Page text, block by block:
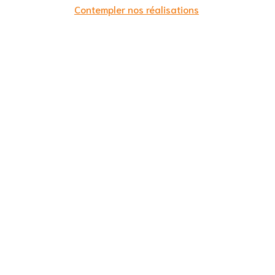
Contempler nos réalisations